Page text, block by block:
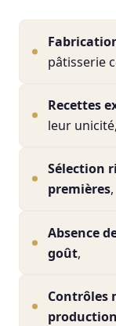
pâtisserie
Recettes
leur unicité,
Sélection
premières,
Absence
goût,
Contrôles
production